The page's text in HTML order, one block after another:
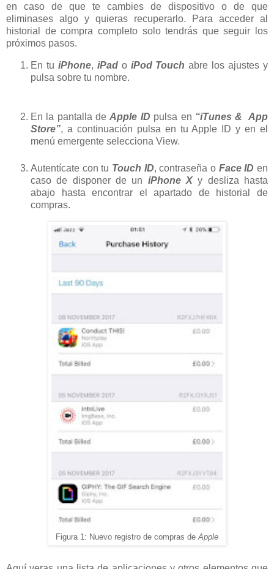
en caso de que te cambies de dispositivo o de que
eliminases algo y quieras recuperarlo. Para acceder al
historial de compra completo solo tendrás que seguir los
próximos pasos.
En tu iPhone, iPado iPod Touch abre los ajustes y
pulsa sobre tu nombre.
En la pantalla deApple ID pulsa en “iTunes & App
Store”, a continuación pulsa en tu Apple ID y en el
menú emergente selecciona View.
Autentícate con tu Touch ID, contraseña o Face ID en
caso de disponer de un iPhone X y desliza hasta
abajo hasta encontrar el apartado de historial de
compras.
Figura 1: Nuevo registro de compras de Apple